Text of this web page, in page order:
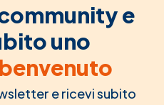
e
uno
e ricevi subito